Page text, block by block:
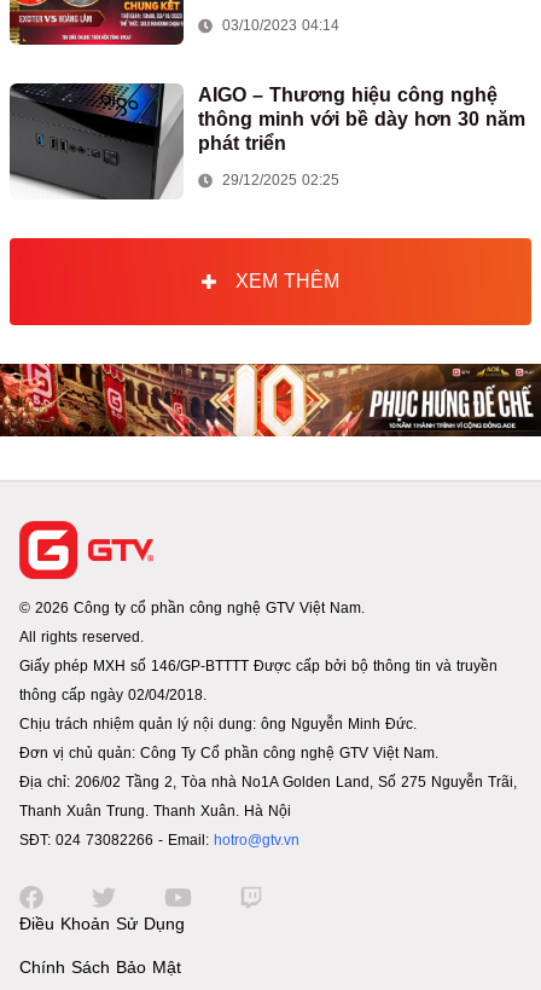
03/10/2023 04:14
AIGO – Thương hiệu công nghệ
thông minh với bề dày hơn 30 năm
phát triển
29/12/2025 02:25
XEM THÊM
© 2026 Công ty cổ phần công nghệ GTV Việt Nam.
All rights reserved.
Giấy phép MXH số 146/GP-BTTTT Được cấp bởi bộ thông tin và truyền
thông cấp ngày 02/04/2018.
Chịu trách nhiệm quản lý nội dung: ông Nguyễn Minh Đức.
Đơn vị chủ quản: Công Ty Cổ phần công nghệ GTV Việt Nam.
Địa chỉ: 206/02 Tầng 2, Tòa nhà No1A Golden Land, Số 275 Nguyễn Trãi,
Thanh Xuân Trung. Thanh Xuân. Hà Nội
SĐT: 024 73082266 - Email: hotro@gtv.vn
Điều Khoản Sử Dụng
Chính Sách Bảo Mật